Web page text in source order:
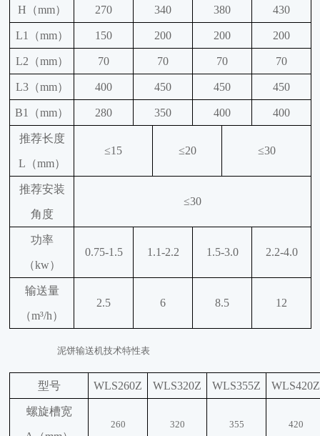
H（mm） 270 340 380 430
L1（mm） 150 200 200 200
L2（mm） 70 70 70 70
L3（mm） 400 450 450 450
B1（mm） 280 350 400 400
推荐长度
L（mm）
≤15 ≤20 ≤30
推荐安装
角度
≤30
功率
（kw）
0.75-1.5 1.1-2.2 1.5-3.0 2.2-4.0
输送量
（m³/h）
2.5 6 8.5 12
泥饼输送机技术特性表
型号 WLS260Z WLS320Z WLS355Z WLS420Z
螺旋槽宽
260 320 355 420